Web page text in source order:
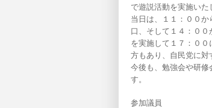
で遊説活動を実施いた
当日は、１１：００
口、そして１４：０
を実施して１７：０
方もあり、自民党に対
今後も、勉強会や研修
す。
参加議員